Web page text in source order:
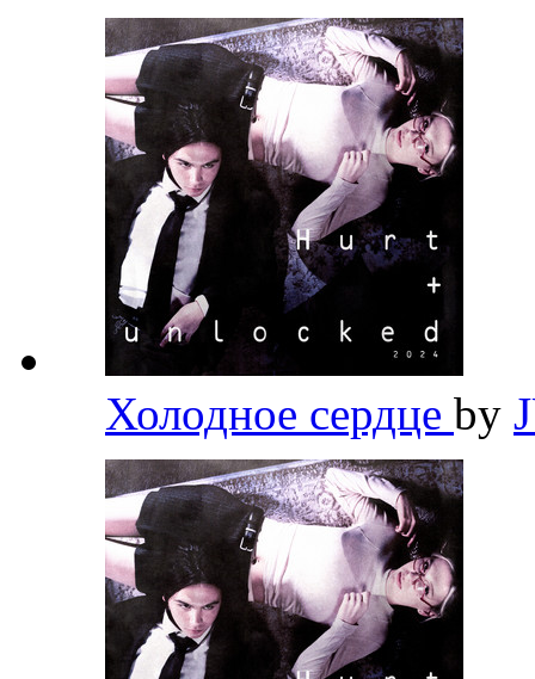
Холодное сердце by